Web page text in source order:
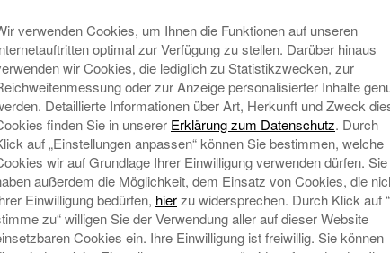
2000, Christliche Schuldnerberatung
und Umgebung von 1883, Malteser
Caritas-Verband für den Main-Kinzig-Kreis,
Gelnhausen, Lebenshilfe Gelnhausen,
Spessart, Förderverein Rabbinerhaus
Marienkirche Gelnhausen (Projekt Stadtladen
Frauen, Stiftung Behinderten-Werk, Kath.
Nikolauszentrale Bad Orb), Tafel Gelnhausen
Einrichtungen Main-Kinzig.
fühlt sich den Bürgerinnen und Bürgern in der
Sie alle leisten hier wertvolle Arbeit im
verwenden Cookies, um Ihnen die Funktionen auf unseren
optimal zur Verfügung zu stellen. Darüber hinaus
wir Cookies, die lediglich zu Statistikzwecken, zur
oder zur Anzeige personalisierter Inhalte
Detaillierte Informationen über Art, Herkunft und Zweck
finden Sie in unserer Erklärung zum Datenschutz. Durch
auf „Einstellungen anpassen“ können Sie bestimmen, welche
wir auf Grundlage Ihrer Einwilligung verwenden dürfen. Sie
außerdem die Möglichkeit, dem Einsatz von Cookies, die
Einwilligung bedürfen, hierzu widersprechen. Durch Klick auf
zu“ willigen Sie der Verwendung aller auf dieser Website
Cookies ein. Ihre Einwilligung ist freiwillig. Sie können